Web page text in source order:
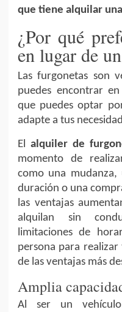
que tiene alquilar
¿Por qué
en lugar de
Las furgonetas son
puedes encontrar
que puedes optar
adapte a tus
Elalquiler de
momento de
como una
duración o una
las ventajas
alquilan sin
limitaciones de
persona para realizar
de las ventajas más
Amplia
Al ser un